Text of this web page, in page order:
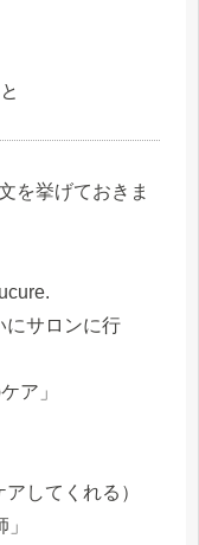
を挙げておきま
にサロンに行
ア」
してくれる）